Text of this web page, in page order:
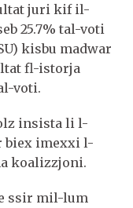
juri kif il-
25.7% tal-voti
kisbu madwar
fl-istorja
voti.
insista li l-
biex imexxi l-
koalizzjoni.
ssir mil-lum